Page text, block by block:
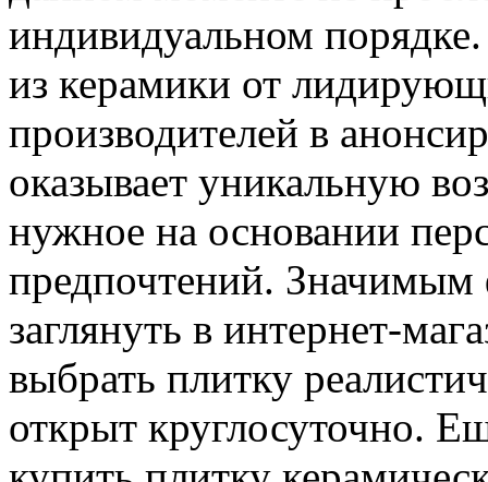
индивидуальном
из керамики от
производителей в
оказывает уникальную
нужное на основании
предпочтений. Значимым
заглянуть в интернет-
выбрать плитку
открыт круглосуточно.